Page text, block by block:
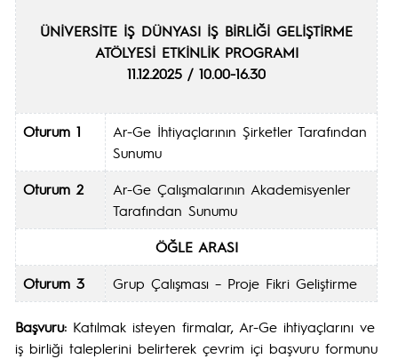
ÜNİVERSİTE İŞ DÜNYASI İŞ BİRLİĞİ GELİŞTİRME
ATÖLYESİ ETKİNLİK PROGRAMI
11.12.2025 / 10.00-16.30
Oturum 1
Ar-Ge İhtiyaçlarının Şirketler Tarafından
Sunumu
Oturum 2
Ar-Ge Çalışmalarının Akademisyenler
Tarafından Sunumu
ÖĞLE ARASI
Oturum 3
Grup Çalışması – Proje Fikri Geliştirme
Başvuru: Katılmak isteyen firmalar, Ar-Ge ihtiyaçlarını ve
iş birliği taleplerini belirterek çevrim içi başvuru formunu